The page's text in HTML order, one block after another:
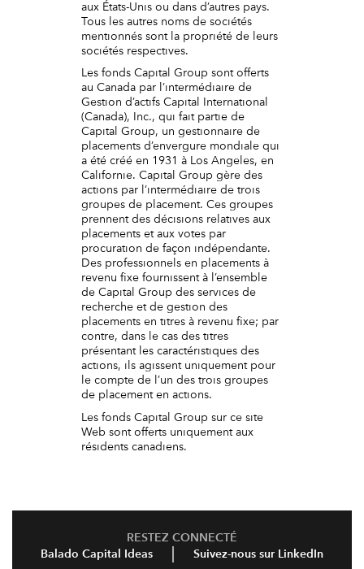
aux États-Unis ou dans d’autres pays.
Tous les autres noms de sociétés
mentionnés sont la propriété de leurs
sociétés respectives.
Les fonds Capital Group sont offerts
au Canada par l’intermédiaire de
Gestion d’actifs Capital International
(Canada), Inc., qui fait partie de
Capital Group, un gestionnaire de
placements d’envergure mondiale qui
a été créé en 1931 à Los Angeles, en
Californie. Capital Group gère des
actions par l’intermédiaire de trois
groupes de placement. Ces groupes
prennent des décisions relatives aux
placements et aux votes par
procuration de façon indépendante.
Des professionnels en placements à
revenu fixe fournissent à l’ensemble
de Capital Group des services de
recherche et de gestion des
placements en titres à revenu fixe; par
contre, dans le cas des titres
présentant les caractéristiques des
actions, ils agissent uniquement pour
le compte de l’un des trois groupes
de placement en actions.
Les fonds Capital Group sur ce site
Web sont offerts uniquement aux
résidents canadiens.
RESTEZ CONNECTÉ
Balado Capital Ideas
Suivez-nous sur LinkedIn